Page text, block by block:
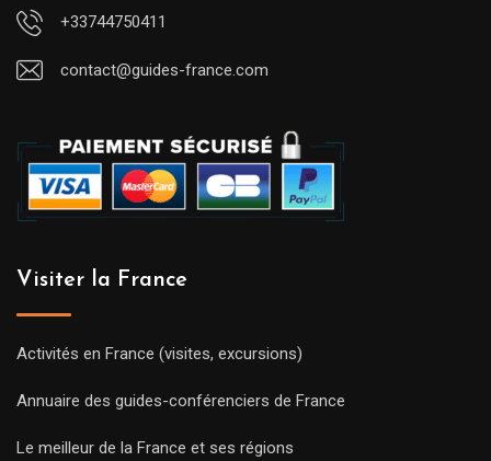
+33744750411
contact@guides-france.com
Visiter la France
Activités en France (visites, excursions)
Annuaire des guides-conférenciers de France
Le meilleur de la France et ses régions